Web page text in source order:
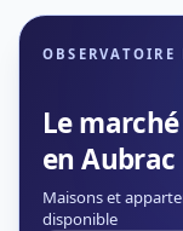
OBSERVATOIRE
Le
en Aubrac
Maisons et
disponible